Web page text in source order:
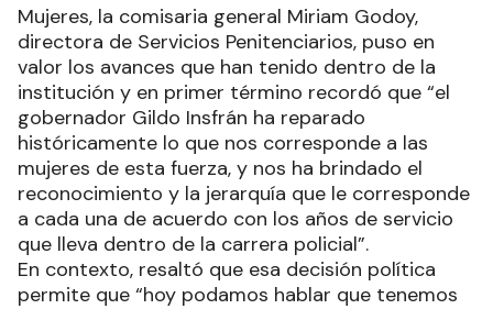
Mujeres, la comisaria general Miriam Godoy,
directora de Servicios Penitenciarios, puso en
valor los avances que han tenido dentro de la
institución y en primer término recordó que “el
gobernador Gildo Insfrán ha reparado
históricamente lo que nos corresponde a las
mujeres de esta fuerza, y nos ha brindado el
reconocimiento y la jerarquía que le corresponde
a cada una de acuerdo con los años de servicio
que lleva dentro de la carrera policial”.
En contexto, resaltó que esa decisión política
permite que “hoy podamos hablar que tenemos